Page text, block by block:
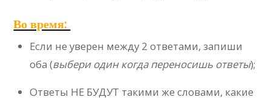
Во время:
Если не уверен между 2 ответами, запиши
оба (выбери один когда переносишь ответы);
Ответы НЕ БУДУТ такими же словами, какие